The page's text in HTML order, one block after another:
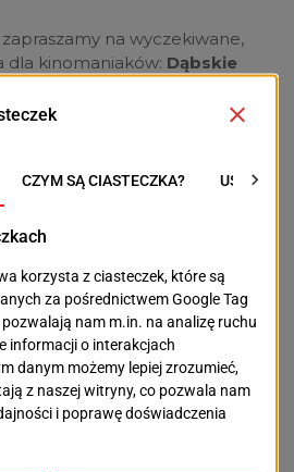
na wyczekiwane,
dla kinomaniaków: Dąbskie
do uczestnictwa w
odbędzie się w dniach 30
szczegółów już wkrótce na